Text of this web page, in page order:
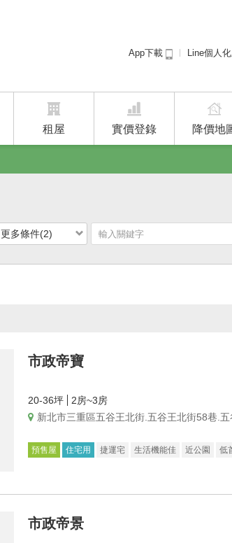
App下載 Line個人
租屋 實價登錄 降價地
更多條件(2)
市政帝寶
20-36坪
2房~3房
新北市三重區五谷王北街.五谷王北街58巷.
預售屋 住宅用 捷運宅 生活機能佳 近公園 低
市政帝景